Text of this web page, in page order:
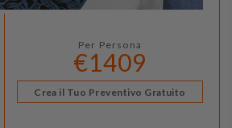
Per Persona
€1409
Crea il Tuo Preventivo Gratuito